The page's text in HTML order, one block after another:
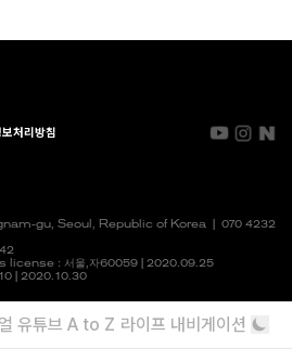
처리방침
gu, Seoul, Republic of Korea | 070 4232
license : 서울,자60059 | 2020.09.25
| 2020.10.30
: Youlim Heo
유튜브 A to Z 라이프 내비게이션